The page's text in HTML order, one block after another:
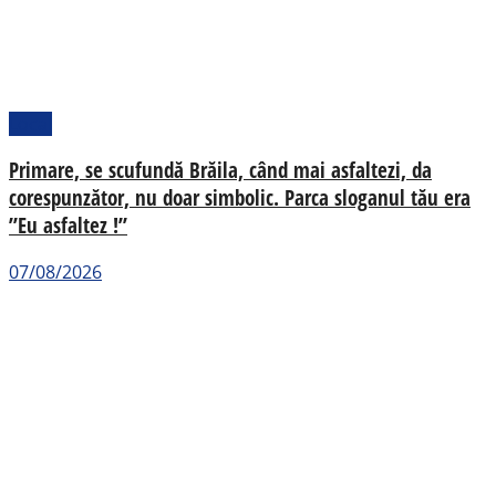
Primare, se scufundă Brăila, când mai asfaltezi, da
corespunzător, nu doar simbolic. Parca sloganul tău era
”Eu asfaltez !”
07/08/2026